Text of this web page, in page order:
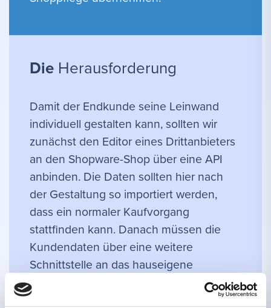
Die Herausforderung
Damit der Endkunde seine Leinwand
individuell gestalten kann, sollten wir
zunächst den Editor eines Drittanbieters
an den Shopware-Shop über eine API
anbinden. Die Daten sollten hier nach
der Gestaltung so importiert werden,
dass ein normaler Kaufvorgang
stattfinden kann. Danach müssen die
Kundendaten über eine weitere
Schnittstelle an das hauseigene
Drucksystem übermittelt werden. Hier
mussten also drei verschiedene Systeme